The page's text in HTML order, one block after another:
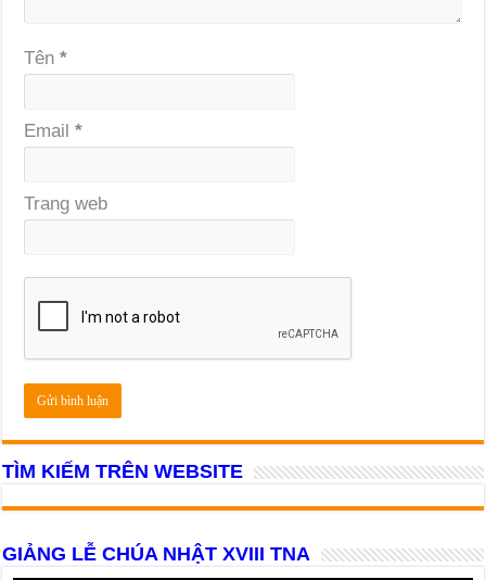
Tên*
Email*
Trang web
TÌM KIẾM TRÊN WEBSITE
GIẢNG LỄ CHÚA NHẬT XVIII TNA